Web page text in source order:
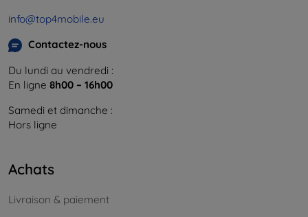
info@top4mobile.eu
Contactez-nous
Du lundi au vendredi :
En ligne 8h00 – 16h00
Samedi et dimanche :
Hors ligne
Achats
Livraison & paiement